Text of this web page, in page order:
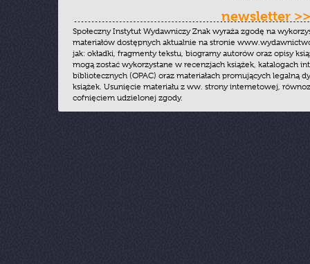
newsletter >>
Społeczny Instytut Wydawniczy Znak wyraża zgodę na
materiałów dostępnych aktualnie na stronie
jak: okładki, fragmenty tekstu, biogramy autorów oraz opisy
mogą zostać wykorzystane w recenzjach książek, katalogach
bibliotecznych (OPAC) oraz materiałach promujących legalną
książek. Usunięcie materiału z ww. strony internetowej,
cofnięciem udzielonej zgody.